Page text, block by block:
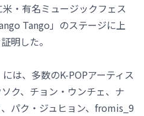
・有名ミュージックフェス
Tango」のステージに上
明した。
は、多数のK-POPアーティス
ク、チョン・ウンチェ、ナ
パク・ジュヒョン、fromis_9